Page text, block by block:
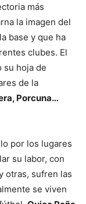
más
la imagen del
base y que ha
clubes. El
su hoja de
de la
Porcuna…
por los lugares
su labor, con
otras, sufren las
se viven